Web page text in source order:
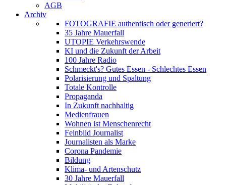
AGB
Archiv
FOTOGRAFIE authentisch oder generiert?
35 Jahre Mauerfall
UTOPIE Verkehrswende
KI und die Zukunft der Arbeit
100 Jahre Radio
Schmeckt's? Gutes Essen - Schlechtes Essen
Polarisierung und Spaltung
Totale Kontrolle
Propaganda
In Zukunft nachhaltig
Medienfrauen
Wohnen ist Menschenrecht
Feinbild Journalist
Journalisten als Marke
Corona Pandemie
Bildung
Klima- und Artenschutz
30 Jahre Mauerfall